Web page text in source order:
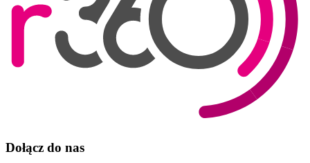
Dołącz do nas